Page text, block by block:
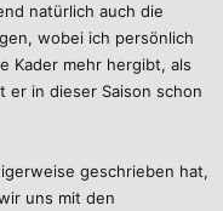
zu erklären, für sein
den AV, wir haben dort
d.h. egal
einfach kein flexibler
natürlich auch die
wobei ich persönlich
Kader mehr hergibt, als
er in dieser Saison schon
geschrieben hat,
uns mit den